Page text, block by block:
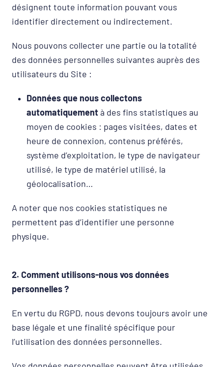
désignent toute information pouvant vous
identifier directement ou indirectement.
Nous pouvons collecter une partie ou la totalité
des données personnelles suivantes auprès des
utilisateurs du Site :
Données que nous collectons
automatiquementà des fins statistiques au
moyen de cookies : pages visitées, dates et
heure de connexion, contenus préférés,
système d’exploitation, le type de navigateur
utilisé, le type de matériel utilisé, la
géolocalisation…
A noter que nos cookies statistiques ne
permettent pas d’identifier une personne
physique.
2. Comment utilisons-nous vos données
personnelles ?
En vertu du RGPD, nous devons toujours avoir une
base légale et une finalité spécifique pour
l’utilisation des données personnelles.